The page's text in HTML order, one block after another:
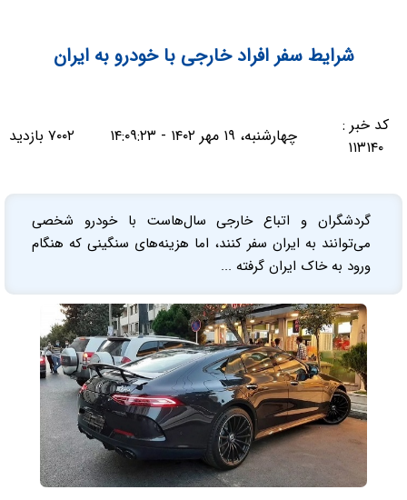
شرایط سفر افراد خارجی با خودرو به ایران
کد خبر :
۱۱۳۱۴۰
چهارشنبه، ۱۹ مهر ۱۴۰۲ - ۱۴:۰۹:۲۳ ۷۰۰۲ بازدید
گردشگران و اتباع خارجی سال‌هاست با خودرو شخصی
می‌توانند به ایران سفر کنند، اما هزینه‌های سنگینی که هنگام
ورود به خاک ایران گرفته ...